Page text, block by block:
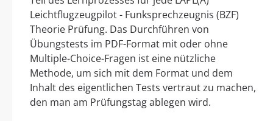
Leichtflugzeugpilot - Funksprechzeugnis (BZF)
Theorie Prüfung. Das Durchführen von
Übungstests im PDF-Format mit oder ohne
Multiple-Choice-Fragen ist eine nützliche
Methode, um sich mit dem Format und dem
Inhalt des eigentlichen Tests vertraut zu machen,
den man am Prüfungstag ablegen wird.